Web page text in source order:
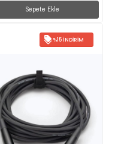
Sepete Ekle
%15 İNDIRIM